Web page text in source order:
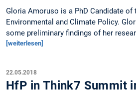
Gloria Amoruso is a PhD Candidate of
Environmental and Climate Policy.
some preliminary findings of her
[weiterlesen]
22.05.2018
HfP in Think7 Summit